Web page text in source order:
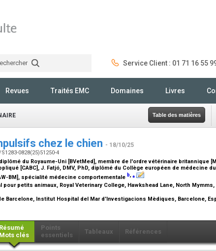
Service Client : 01 71 16 55
Revues Traités EMC Domaines Livres
Table des matières
chez le chien - 18/10/25
0828(25)51250-4
du Royaume-Uni [BVetMed], membre de l'ordre vétérinaire britannique
[CABC] , J. Fatjó, DMV, PhD, diplômé du Collège européen de médecine
BM], spécialité médecine comportementale b ⁎
pour petits animaux, Royal Veterinary College, Hawkshead Lane, North
Barcelone, Institut Hospital del Mar d'Investigacions Mèdiques, Barcelone,
Résumé
Mots clés
Points
essentiels
Tableaux Références